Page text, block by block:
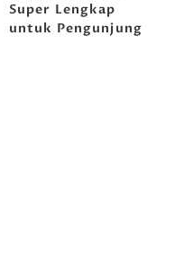
Super Lengkap
untuk Pengunjung